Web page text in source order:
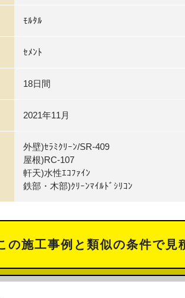
ﾓﾙﾀﾙ
ｾﾒﾝﾄ
18日間
2021年11月
外壁)ｾﾗﾐｸﾘｰﾝ/SR-409
屋根)RC-107
軒天)水性ｴｺﾌｧｲﾝ
鉄部・木部)ｸﾘｰﾝﾏｲﾙﾄﾞｼﾘｺﾝ
の施工事例と類似の条件で見